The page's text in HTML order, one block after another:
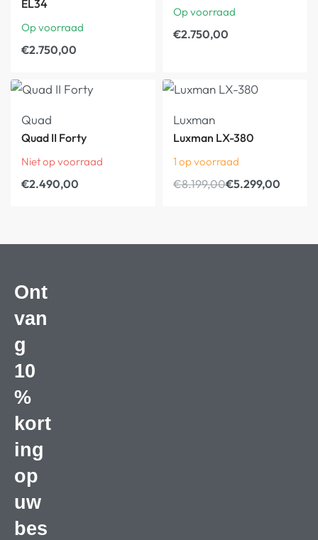
EL34
Op voorraad
€2.750,00
Op voorraad
€2.750,00
Quad
Quad II Forty
Niet op voorraad
€2.490,00
Luxman
Luxman LX-380
1 op voorraad
€8.199,00€5.299,00
Ont
van
g
10
%
kort
ing
op
uw
bes